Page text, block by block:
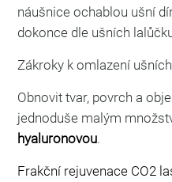
náušnice ochablou ušní
dokonce dle ušních
Zákroky k omlazení
Obnovit tvar, povrch a
jednoduše malým
hyaluronovou.
Frakční rejuvenace CO2